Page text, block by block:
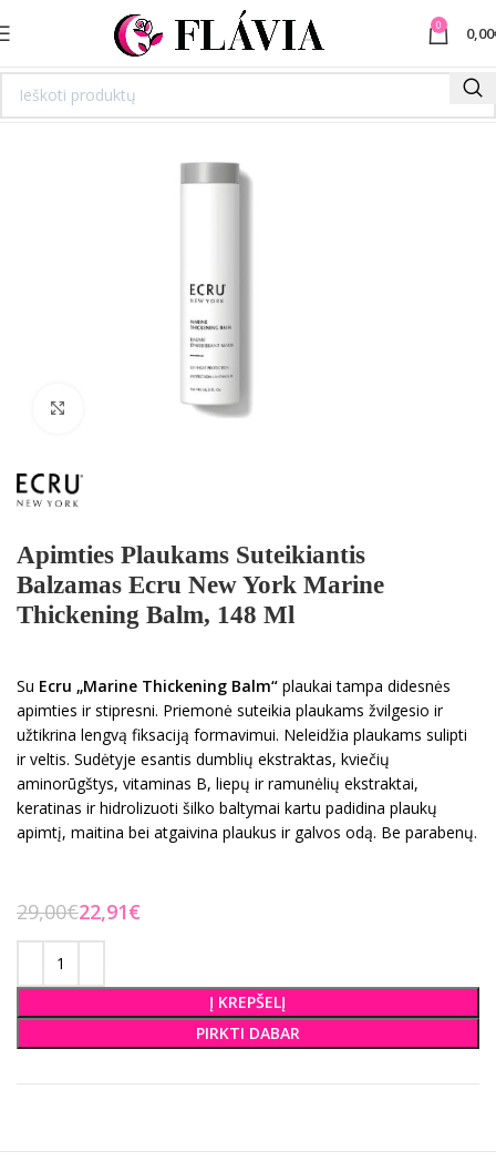
0 0,00
Spustelėkite norėdami padidinti
Apimties Plaukams Suteikiantis
Balzamas Ecru New York Marine
Thickening Balm, 148 Ml
Su Ecru „Marine Thickening Balm“ plaukai tampa didesnės
apimties ir stipresni. Priemonė suteikia plaukams žvilgesio ir
užtikrina lengvą fiksaciją formavimui. Neleidžia plaukams sulipti
ir veltis. Sudėtyje esantis dumblių ekstraktas, kviečių
aminorūgštys, vitaminas B, liepų ir ramunėlių ekstraktai,
keratinas ir hidrolizuoti šilko baltymai kartu padidina plaukų
apimtį, maitina bei atgaivina plaukus ir galvos odą. Be parabenų.
29,00€22,91€
Į KREPŠELĮ
PIRKTI DABAR